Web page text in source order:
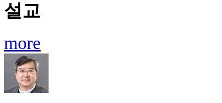
설교
more